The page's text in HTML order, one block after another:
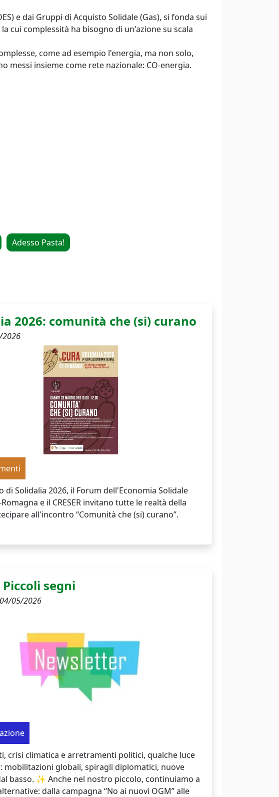
e dai Gruppi di Acquisto Solidale (Gas), si fonda sui
cui complessità ha bisogno di un'azione su scala
come ad esempio l'energia, ma non solo,
messi insieme come rete nazionale: CO-energia.
Adesso Pasta!
2026: comunità che (si) curano
di Solidalia 2026, il Forum dell'Economia Solidale
e il CRESER invitano tutte le realtà della
all'incontro “Comunità che (si) curano”.
segni
04/05/2026
crisi climatica e arretramenti politici, qualche luce
mobilitazioni globali, spiragli diplomatici, nuove
basso. ✨ Anche nel nostro piccolo, continuiamo a
dalla campagna “No ai nuovi OGM” alle